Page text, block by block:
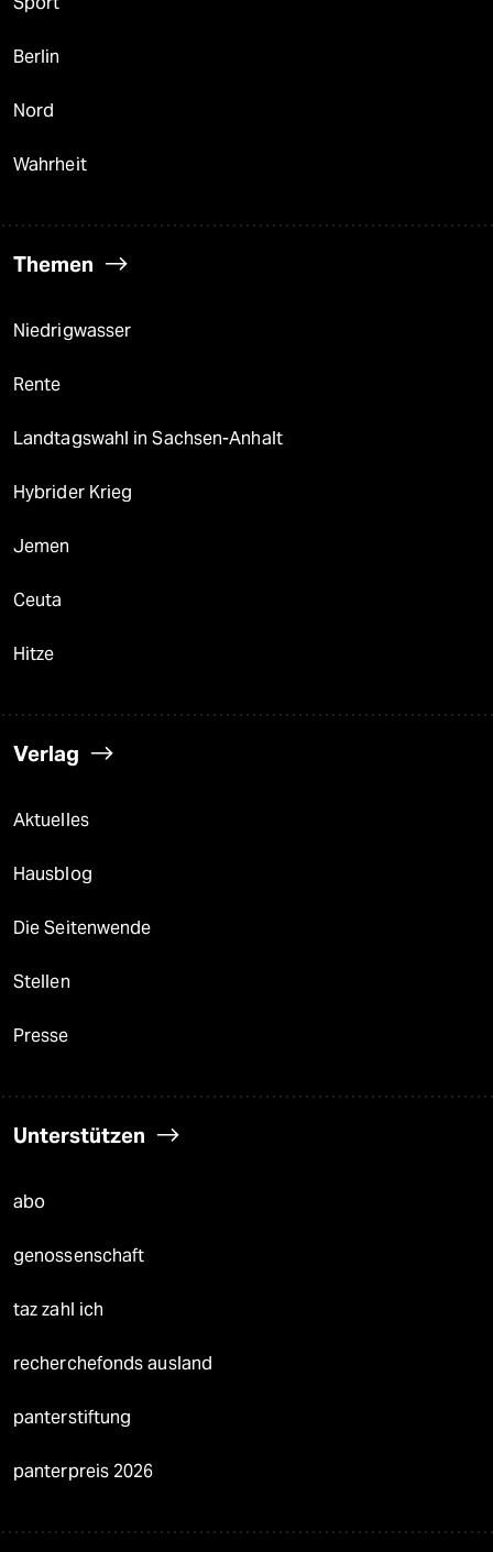
Berlin
Nord
Wahrheit
Themen
Niedrigwasser
Rente
Landtagswahl in Sachsen-Anhalt
Hybrider Krieg
Jemen
Ceuta
Hitze
Verlag
Aktuelles
Hausblog
Die Seitenwende
Stellen
Presse
Unterstützen
abo
genossenschaft
taz zahl ich
recherchefonds ausland
panterstiftung
panterpreis 2026